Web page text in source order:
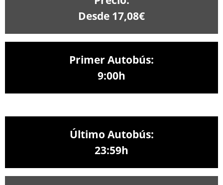
Desde 17,08€
Primer Autobús:
9:00h
Último Autobús:
23:59h